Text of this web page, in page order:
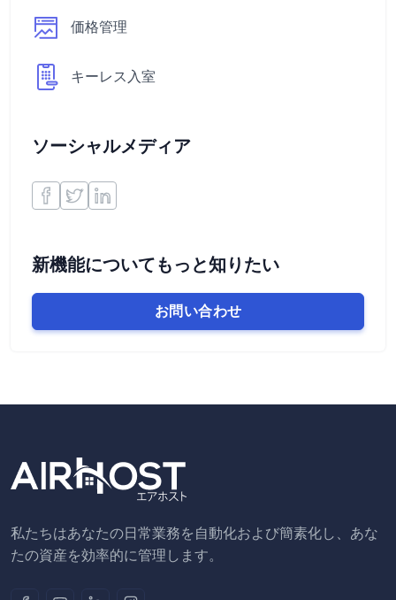
価格管理
キーレス入室
ソーシャルメディア
新機能についてもっと知りたい
お問い合わせ
私たちはあなたの日常業務を自動化および簡素化し、あな
たの資産を効率的に管理します。